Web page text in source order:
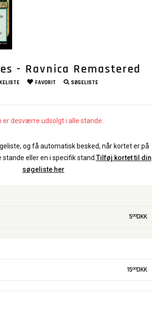
- Ravnica Remastered
FAVORIT SØGELISTE
er desværre udsolgt i alle stande.
og få automatisk besked, når kortet er på
stande eller en i specifik stand. Tilføj kortet til din
søgeliste her
500DKK
1500DKK